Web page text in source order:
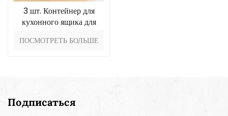
3 шт. Контейнер для
кухонного ящика для
ПОСМОТРЕТЬ БОЛЬШЕ
Подписаться